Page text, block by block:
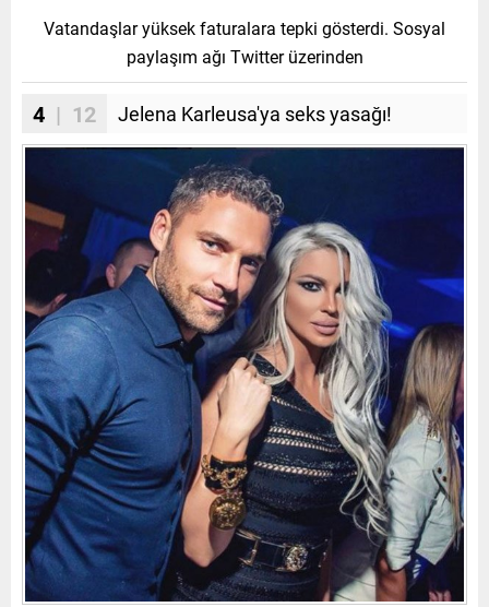
Vatandaşlar yüksek faturalara tepki gösterdi. Sosyal
paylaşım ağı Twitter üzerinden
4 | 12 Jelena Karleusa'ya seks yasağı!